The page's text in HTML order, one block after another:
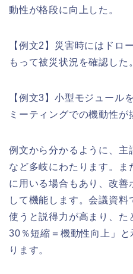
動性が格段に向上した。
【例文2】災害時にはドロ
もって被災状況を確認した。
【例文3】小型モジュール
ミーティングでの機動性が
例文から分かるように、主
など多岐にわたります。ま
に用いる場合もあり、改善
して機能します。会議資
使うと説得力が高まり、た
30％短縮＝機動性向上」
ります。